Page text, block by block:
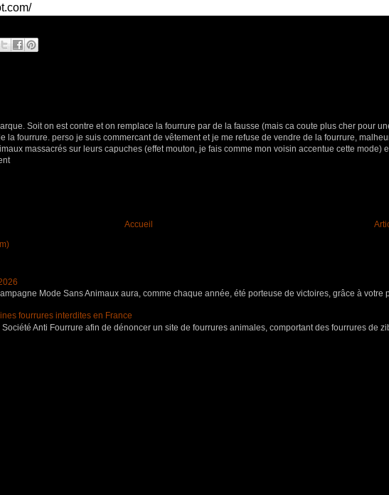
Soit on est contre et on remplace la fourrure par de la fausse (mais ca coute plus cher pour
la fourrure. perso je suis commercant de vêtement et je me refuse de vendre de la fourrure,
massacrés sur leurs capuches (effet mouton, je fais comme mon voisin accentue cette mode)
Accueil
Mode Sans Animaux aura, comme chaque année, été porteuse de victoires, grâce à votre
fourrures interdites en France
Anti Fourrure afin de dénoncer un site de fourrures animales, comportant des fourrures de